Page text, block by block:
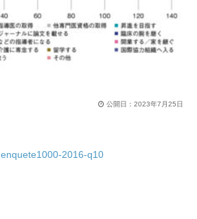
公開日： 2023年7月25日
enquete1000-2016-q10